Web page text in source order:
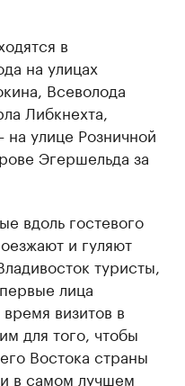
в
на улицах
Всеволода
Либкнехта,
улице Розничной
Эгершельда за
вдоль гостевого
и гуляют
туристы,
лица
визитов в
для того, чтобы
Востока страны
в самом лучшем